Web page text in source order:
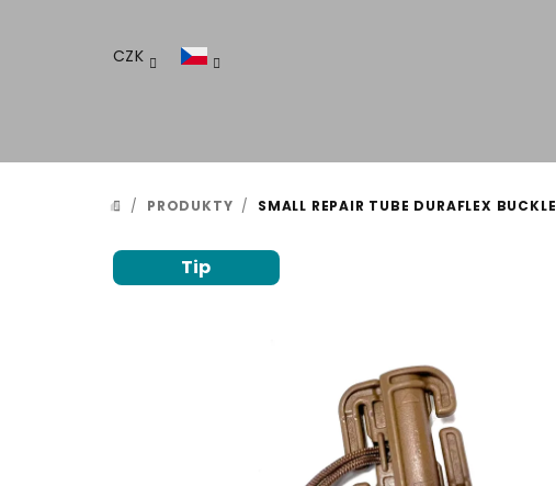
CZK
DOMŮ
/ PRODUKTY / SMALL REPAIR TUBE DURAFLEX BUCKLE
Tip